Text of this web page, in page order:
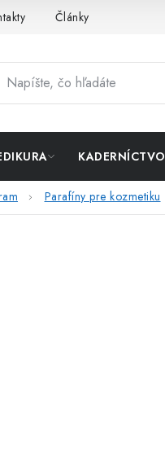
Články
KADERNÍCTVO
Parafíny pre kozmetiku